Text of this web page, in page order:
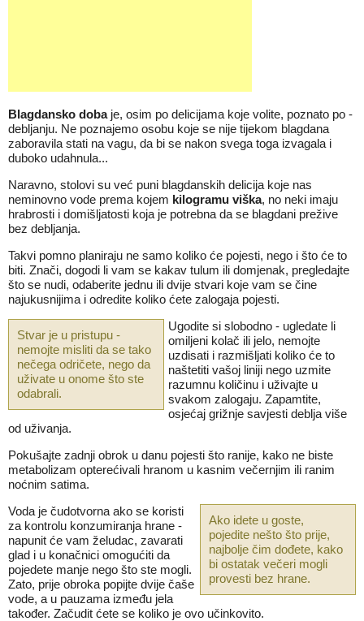
Blagdansko dobaje, osim po delicijama koje volite, poznato po -
debljanju. Ne poznajemo osobu koje se nije tijekom blagdana
zaboravila stati na vagu, da bi se nakon svega toga izvagala i
duboko udahnula...
Naravno, stolovi su već puni blagdanskih delicija koje nas
neminovno vode prema kojem kilogramu viška, no neki imaju
hrabrosti i domišljatosti koja je potrebna da se blagdani prežive
bez debljanja.
Takvi pomno planiraju ne samo koliko će pojesti, nego i što će to
biti. Znači, dogodi li vam se kakav tulum ili domjenak, pregledajte
što se nudi, odaberite jednu ili dvije stvari koje vam se čine
najukusnijima i odredite koliko ćete zalogaja pojesti.
Stvar je u pristupu -
nemojte misliti da se tako
nečega odričete, nego da
uživate u onome što ste
odabrali.
Ugodite si slobodno - ugledate li
omiljeni kolač ili jelo, nemojte
uzdisati i razmišljati koliko će to
naštetiti vašoj liniji nego uzmite
razumnu količinu i uživajte u
svakom zalogaju. Zapamtite,
osjećaj grižnje savjesti deblja više
od uživanja.
Pokušajte zadnji obrok u danu pojesti što ranije, kako ne biste
metabolizam opterećivali hranom u kasnim večernjim ili ranim
noćnim satima.
Ako idete u goste,
pojedite nešto što prije,
najbolje čim dođete, kako
bi ostatak večeri mogli
provesti bez hrane.
Voda je čudotvorna ako se koristi
za kontrolu konzumiranja hrane -
napunit će vam želudac, zavarati
glad i u konačnici omogućiti da
pojedete manje nego što ste mogli.
Zato, prije obroka popijte dvije čaše
vode, a u pauzama između jela
također. Začudit ćete se koliko je ovo učinkovito.